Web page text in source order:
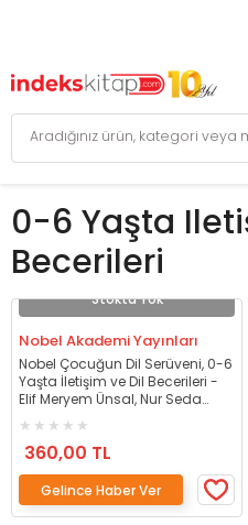
0-6 Yaşta
Becerileri
Stokta Yok
Nobel Akademi Yayınları
Nobel Çocuğun Dil Serüveni, 0-6
Yaşta İletişim ve Dil Becerileri -
Elif Meryem Ünsal, Nur Seda
Yayınları
360,00 TL
Gelince Haber Ver